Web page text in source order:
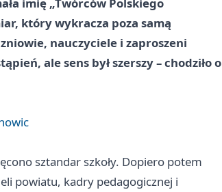
imię „Twórców Polskiego
który wykracza poza samą
nauczyciele i zaproszeni
ale sens był szerszy – chodziło o
sztandar szkoły. Dopiero potem
powiatu, kadry pedagogicznej i